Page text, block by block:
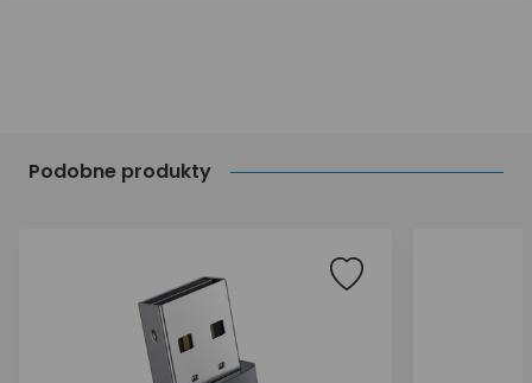
Podobne produkty